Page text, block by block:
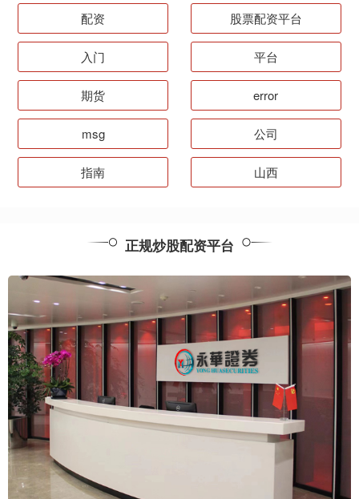
配资 股票配资平台
入门 平台
期货 error
msg 公司
指南 山西
正规炒股配资平台